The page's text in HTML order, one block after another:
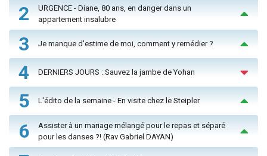
2
URGENCE - Diane, 80 ans, en danger dans un
appartement insalubre
3 Je manque d'estime de moi, comment y remédier ?
4 DERNIERS JOURS : Sauvez la jambe de Yohan
5 L'édito de la semaine - En visite chez le Steipler
6
Assister à un mariage mélangé pour le repas et séparé
pour les danses ?! (Rav Gabriel DAYAN)